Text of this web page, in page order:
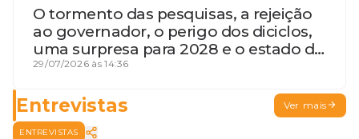
O tormento das pesquisas, a rejeição
ao governador, o perigo dos diciclos,
uma surpresa para 2028 e o estado de
terceira guerra mundial
29/07/2026 às 14:36
Entrevistas Ver mais
ENTREVISTAS